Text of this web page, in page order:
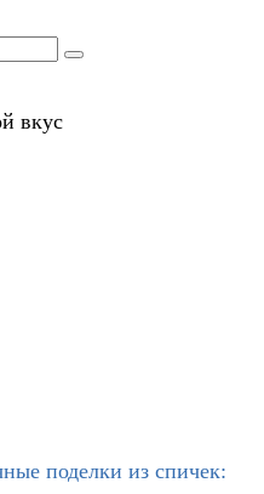
вкус
поделки из спичек: